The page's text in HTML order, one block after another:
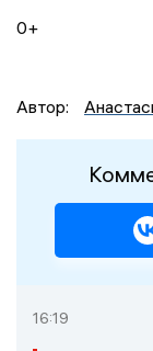
0+
Автор:
16:19